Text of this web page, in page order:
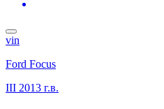
vin
Ford Focus
III 2013 г.в.